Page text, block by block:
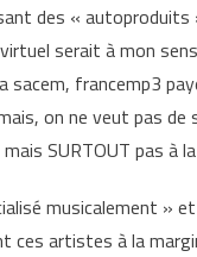
des «
serait à mon
sacem, francemp3
on ne veut pas de
SURTOUT pas à
musicalement »
artistes à la